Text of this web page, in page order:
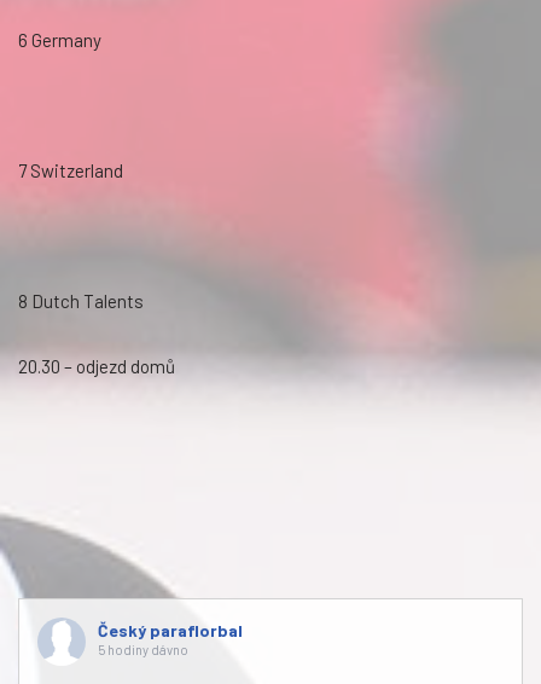
6 Germany
7 Switzerland
8 Dutch Talents
20.30 – odjezd domů
Český paraflorbal
5 hodiny dávno